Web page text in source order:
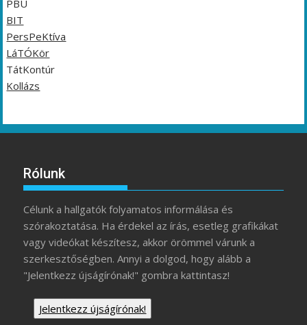
PBÚ
BIT
PersPeKtíva
LáTÓKör
TátKontúr
Kollázs
Rólunk
Célunk a hallgatók folyamatos informálása és
szórakoztatása. Ha érdekel az írás, esetleg grafikákat
vagy videókat készítesz, akkor örömmel várunk a
szerkesztőségben. Annyi a dolgod, hogy alább a
"Jelentkezz újságírónak!" gombra kattintasz!
Jelentkezz újságírónak!